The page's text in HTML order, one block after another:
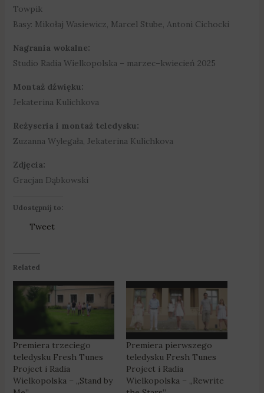
Towpik
Basy: Mikołaj Wasiewicz, Marcel Stube, Antoni Cichocki
Nagrania wokalne:
Studio Radia Wielkopolska – marzec–kwiecień 2025
Montaż dźwięku:
Jekaterina Kulichkova
Reżyseria i montaż teledysku:
Zuzanna Wylegała, Jekaterina Kulichkova
Zdjęcia:
Gracjan Dąbkowski
Udostępnij to:
Tweet
Related
Premiera trzeciego
teledysku Fresh Tunes
Project i Radia
Wielkopolska – „Stand by
Premiera pierwszego
teledysku Fresh Tunes
Project i Radia
Wielkopolska – „Rewrite